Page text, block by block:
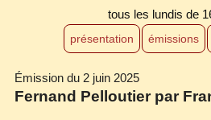
tous les lundis de
présentation émissions
Émission du 2 juin 2025
Fernand Pelloutier par